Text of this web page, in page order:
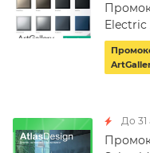
Electric
До 31